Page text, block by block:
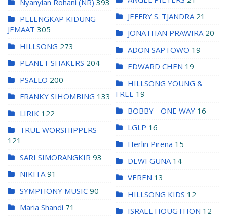
PELENGKAP KIDUNG
JEMAAT 305
HILLSONG 273
PLANET SHAKERS 204
PSALLO 200
FRANKY SIHOMBING 133
LIRIK 122
TRUE WORSHIPPERS
121
SARI SIMORANGKIR 93
NIKITA 91
SYMPHONY MUSIC 90
Maria Shandi 71
JEFFRY S. TJANDRA 21
JONATHAN PRAWIRA 20
ADON SAPTOWO 19
EDWARD CHEN 19
HILLSONG YOUNG &
FREE 19
BOBBY - ONE WAY 16
LGLP 16
Herlin Pirena 15
DEWI GUNA 14
VEREN 13
HILLSONG KIDS 12
ISRAEL HOUGTHON 12